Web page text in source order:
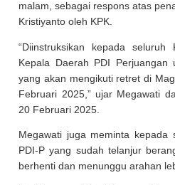
malam, sebagai respons atas
Kristiyanto oleh KPK.
“Diinstruksikan kepada
Kepala Daerah PDI Perjuangan
yang akan mengikuti retret di
Februari 2025,” ujar Megawati
20 Februari 2025.
Megawati juga meminta kepada
PDI-P yang sudah telanjur
berhenti dan menunggu arahan